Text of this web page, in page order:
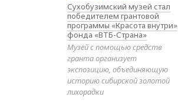
Сухобузимский музей стал
победителем грантовой
программы «Красота внутри»
фонда «ВТБ-Страна»
Музей с помощью средств
гранта организует
экспозицию, объединяющую
историю сибирской золотой
лихорадки